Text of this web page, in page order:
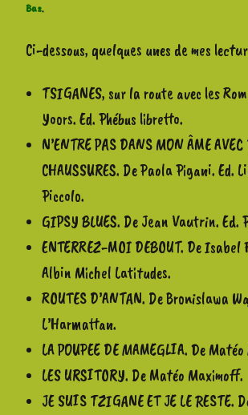
Bas.
Ci-dessous, quelques unes de mes
TSIGANES, sur la route avec les
Yoors. Ed. Phébus libretto.
N’ENTRE PAS DANS MON ÂME AVEC
CHAUSSURES. De Paola Pigani. Ed.
Piccolo.
GIPSY BLUES. De Jean Vautrin. Ed.
ENTERREZ-MOI DEBOUT. De Isabel
Albin Michel Latitudes.
ROUTES D’ANTAN. De Bronislawa
L’Harmattan.
LA POUPEE DE MAMEGLIA. De
LES URSITORY. De Matéo Maximoff.
JE SUIS TZIGANE ET JE LE RESTE.